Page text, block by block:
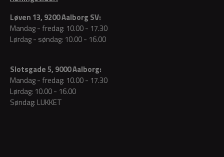
Løven 13, 9200 Aalborg SV:
Mandag - fredag: 10.00 - 17.30
Lørdag - søndag: 10.00 - 16.00
Slotsgade 5, 9000 Aalborg:
Mandag - fredag: 10.00 - 17.30
Lørdag: 10.00 - 16.00
Søndag: LUKKET